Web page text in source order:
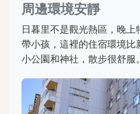
周邊環境安靜
日暮里不是觀光熱區，晚
帶小孩，這裡的住宿環境
小公園和神社，散步很舒服。